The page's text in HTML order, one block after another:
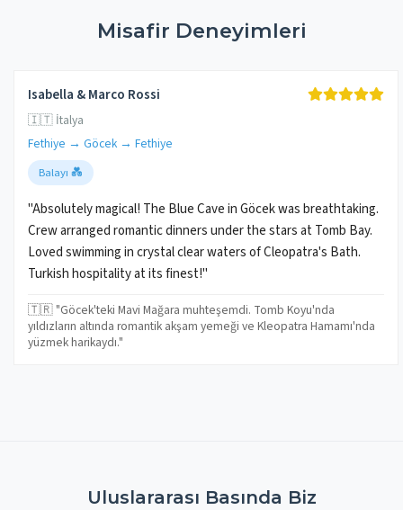
Misafir Deneyimleri
Isabella & Marco Rossi
🇮🇹 İtalya
Fethiye → Göcek → Fethiye
Balayı 💑
"Absolutely magical! The Blue Cave in Göcek was breathtaking.
Crew arranged romantic dinners under the stars at Tomb Bay.
Loved swimming in crystal clear waters of Cleopatra's Bath.
Turkish hospitality at its finest!"
🇹🇷 "Göcek'teki Mavi Mağara muhteşemdi. Tomb Koyu'nda
yıldızların altında romantik akşam yemeği ve Kleopatra Hamamı'nda
yüzmek harikaydı."
Uluslararası Basında Biz